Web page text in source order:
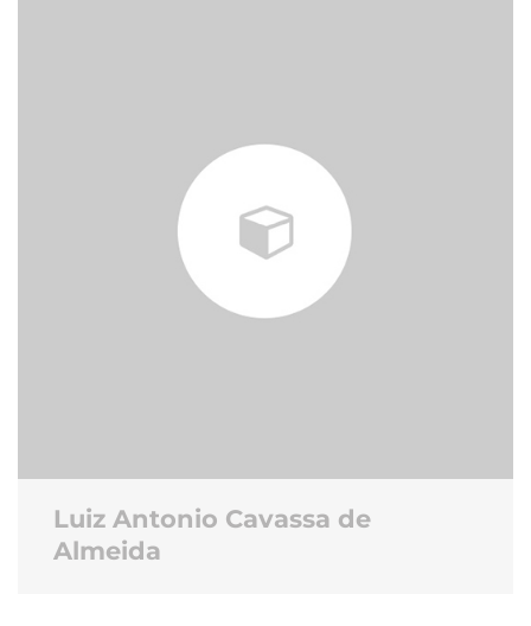
Luiz Antonio Cavassa de
Almeida